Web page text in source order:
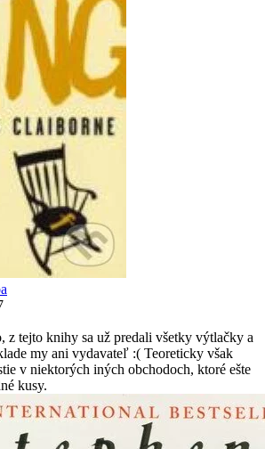
z tejto knihy sa už predali všetky výtlačky a
my ani vydavateľ :( Teoreticky však
v niektorých iných obchodoch, ktoré ešte
kusy.